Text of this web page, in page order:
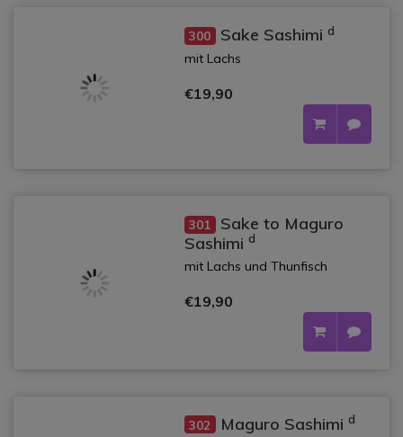
300 Sake Sashimi d
mit Lachs
€19,90
301 Sake to Maguro
Sashimi d
mit Lachs und Thunfisch
€19,90
302 Maguro Sashimi d